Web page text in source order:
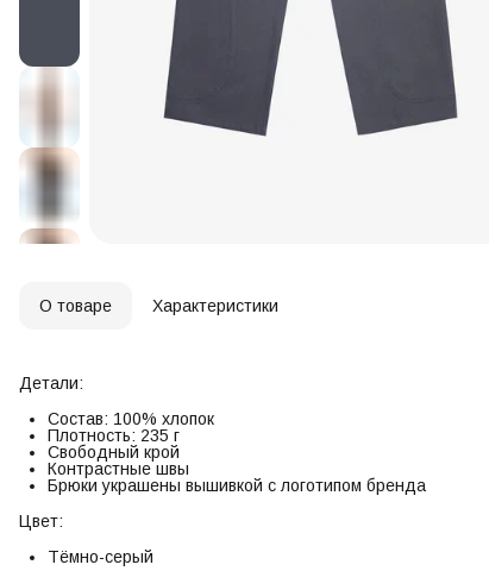
О товаре Характеристики
Детали:
Состав: 100% хлопок
Плотность: 235 г
Свободный крой
Контрастные швы
Брюки украшены вышивкой с логотипом бренда
Цвет:
Тёмно-серый